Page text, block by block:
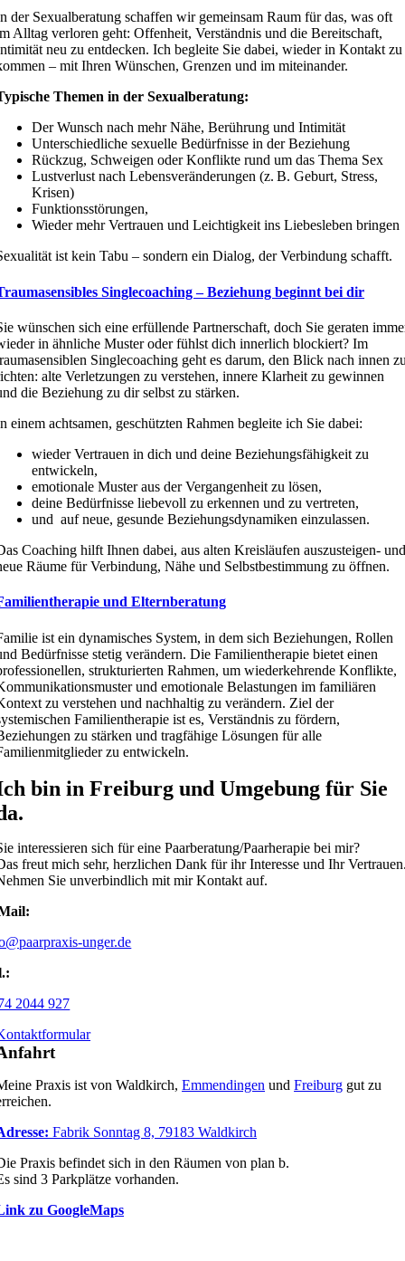
der Sexualberatung schaffen wir gemeinsam Raum für das, was oft
Alltag verloren geht: Offenheit, Verständnis und die Bereitschaft,
neu zu entdecken. Ich begleite Sie dabei, wieder in Kontakt zu
– mit Ihren Wünschen, Grenzen und im miteinander.
Themen in der Sexualberatung:
Der Wunsch nach mehr Nähe, Berührung und Intimität
Unterschiedliche sexuelle Bedürfnisse in der Beziehung
Rückzug, Schweigen oder Konflikte rund um das Thema Sex
Lustverlust nach Lebensveränderungen (z. B. Geburt, Stress,
Krisen)
Funktionsstörungen,
Wieder mehr Vertrauen und Leichtigkeit ins Liebesleben bringen
ist kein Tabu – sondern ein Dialog, der Verbindung schafft.
Singlecoaching – Beziehung beginnt bei dir
wünschen sich eine erfüllende Partnerschaft, doch Sie geraten
in ähnliche Muster oder fühlst dich innerlich blockiert? Im
Singlecoaching geht es darum, den Blick nach innen
alte Verletzungen zu verstehen, innere Klarheit zu gewinnen
die Beziehung zu dir selbst zu stärken.
einem achtsamen, geschützten Rahmen begleite ich Sie dabei:
wieder Vertrauen in dich und deine Beziehungsfähigkeit zu
entwickeln,
emotionale Muster aus der Vergangenheit zu lösen,
deine Bedürfnisse liebevoll zu erkennen und zu vertreten,
und auf neue, gesunde Beziehungsdynamiken einzulassen.
Coaching hilft Ihnen dabei, aus alten Kreisläufen auszusteigen-
Räume für Verbindung, Nähe und Selbstbestimmung zu öffnen.
und Elternberatung
ist ein dynamisches System, in dem sich Beziehungen, Rollen
Bedürfnisse stetig verändern. Die Familientherapie bietet einen
strukturierten Rahmen, um wiederkehrende Konflikte,
und emotionale Belastungen im familiären
zu verstehen und nachhaltig zu verändern. Ziel der
Familientherapie ist es, Verständnis zu fördern,
zu stärken und tragfähige Lösungen für alle
zu entwickeln.
bin in Freiburg und Umgebung für Sie
interessieren sich für eine Paarberatung/Paarherapie bei mir?
freut mich sehr, herzlichen Dank für ihr Interesse und Ihr
Sie unverbindlich mit mir Kontakt auf.
unger.de
2044 927
Praxis ist von Waldkirch,Emmendingen undFreiburg gut zu
Fabrik Sonntag 8, 79183 Waldkirch
Praxis befindet sich in den Räumen von plan b.
sind 3 Parkplätze vorhanden.
zu GoogleMaps